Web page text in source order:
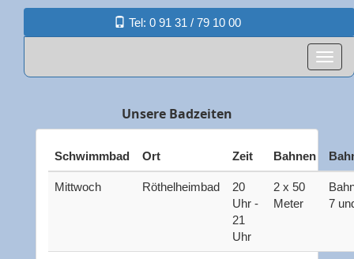
Tel: 0 91 31 / 79 10 00
Unsere Badzeiten
Schwimmbad Ort Zeit Bahnen
Mittwoch Röthelheimbad
20
Uhr -
21
Uhr
2 x 50
Meter
7